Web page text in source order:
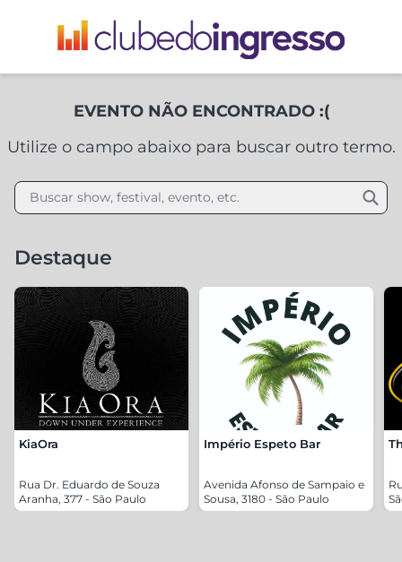
EVENTO NÃO ENCONTRADO :(
Utilize o campo abaixo para buscar outro termo.
Buscar show, festival, evento, etc.
Destaque
KiaOra
Rua Dr. Eduardo de Souza
Aranha, 377 - São Paulo
Império Espeto Bar
Avenida Afonso de Sampaio e
Sousa, 3180 - São Paulo